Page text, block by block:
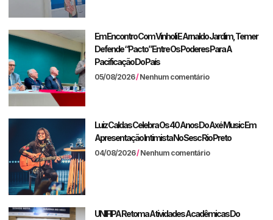
Em Encontro Com Vinholi E Arnaldo Jardim, Temer
Defende “pacto” Entre Os Poderes Para A
Pacificação Do País
05/08/2026 Nenhum comentário
Luiz Caldas Celebra Os 40 Anos Do Axé Music Em
Apresentação Intimista No Sesc Rio Preto
04/08/2026 Nenhum comentário
UNIFIPA Retoma Atividades Acadêmicas Do